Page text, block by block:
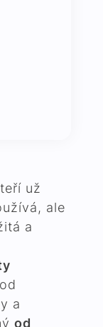
už
ale
a
a
od